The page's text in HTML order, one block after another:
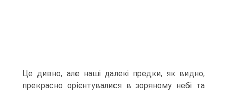
Це дивно, але наші далекі предки, як видно,
прекрасно орієнтувалися в зоряному небі та